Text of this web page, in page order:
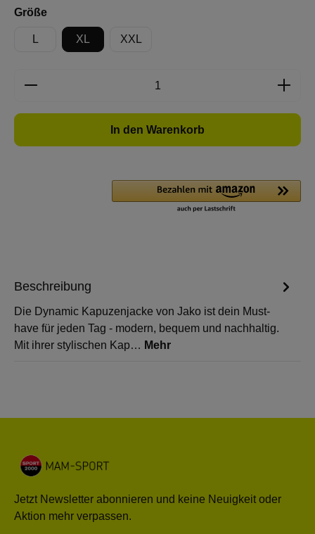
Größeauswählen
L XL XXL
Produkt Anzahl: Gib den gewünschten
In den Warenkorb
Beschreibung
Die Dynamic Kapuzenjacke von Jako ist dein Must-
have für jeden Tag - modern, bequem und nachhaltig.
Mit ihrer stylischen Kap… Mehr
Jetzt Newsletter abonnieren und keine Neuigkeit oder
Aktion mehr verpassen.